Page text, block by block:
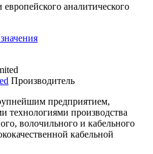
аналитического
Производитель
предприятием,
технологиями производства
волочильного и кабельного
кабельной